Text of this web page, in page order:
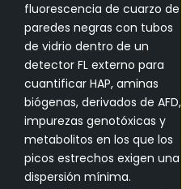
fluorescencia de cuarzo de
paredes negras con tubos
de vidrio dentro de un
detector FL externo para
cuantificar HAP, aminas
biógenas, derivados de AFD,
impurezas genotóxicas y
metabolitos en los que los
picos estrechos exigen una
dispersión mínima.